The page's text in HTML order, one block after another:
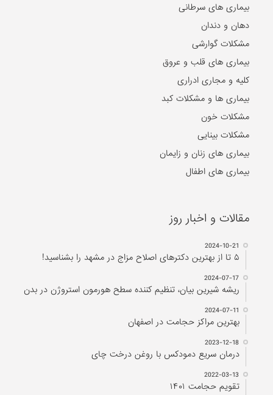
بیماری های سرطانی
دهان و دندان
مشکلات گوارشی
بیماری های قلب و عروق
کلیه و مجاری ادراری
بیماری ها و مشکلات کبد
مشکلات خون
مشکلات بینایی
بیماری های زنان و زایمان
بیماری های اطفال
مقالات و اخبار روز
2024-10-21
۵ تا از بهترین دکتر‌های اصلاح مزاج در مشهد را بشناسید!
2024-07-17
ریشه شیرین بیان، تنظیم کننده سطح هورمون استروژن در بدن
2024-07-11
بهترین مراکز حجامت در اصفهان
2023-12-18
درمان سریع دمودکس با روغن درخت چای
2022-03-13
تقویم حجامت ۱۴۰۱